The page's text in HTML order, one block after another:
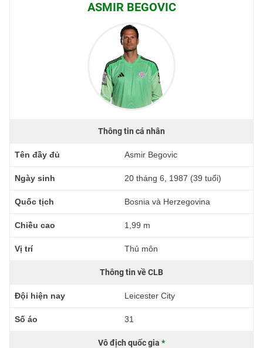
ASMIR BEGOVIC
Thông tin cá nhân
Tên đầy đủ Asmir Begovic
Ngày sinh 20 tháng 6, 1987 (39 tuổi)
Quốc tịch Bosnia và Herzegovina
Chiều cao 1,99 m
Vị trí Thủ môn
Thông tin về CLB
Đội hiện nay Leicester City
Số áo 31
Vô địch quốc gia *